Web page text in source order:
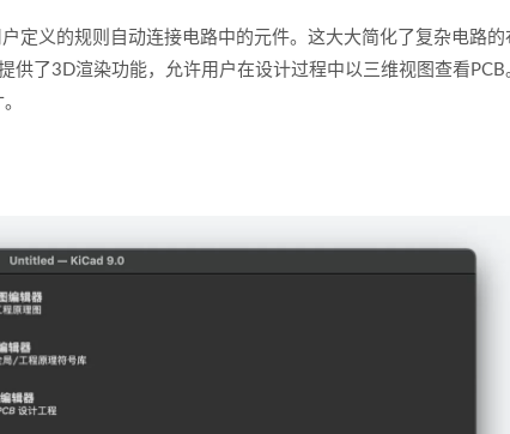
定义的规则自动连接电路中的元件。这大大简化了复杂电路的
了3D渲染功能，允许用户在设计过程中以三维视图查看PCB